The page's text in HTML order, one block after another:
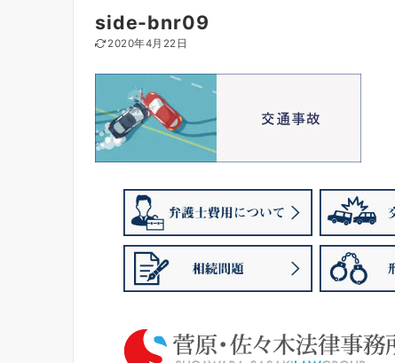
side-bnr09
2020年4月22日